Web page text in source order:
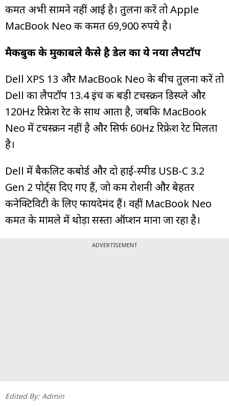
कीमत अभी सामने नहीं आई है। तुलना करें तो Apple
MacBook Neo की कीमत 69,900 रुपये है।
मैकबुक के मुकाबले कैसे है डेल का ये नया लैपटॉप
Dell XPS 13 और MacBook Neo के बीच तुलना करें तो
Dell का लैपटॉप 13.4 इंच की बड़ी टचस्क्रीन डिस्प्ले और
120Hz रिफ्रेश रेट के साथ आता है, जबकि MacBook
Neo में टचस्क्रीन नहीं है और सिर्फ 60Hz रिफ्रेश रेट मिलता
है।
Dell में बैकलिट कीबोर्ड और दो हाई-स्पीड USB-C 3.2
Gen 2 पोर्ट्स दिए गए हैं, जो कम रोशनी और बेहतर
कनेक्टिविटी के लिए फायदेमंद हैं। वहीं MacBook Neo
कीमत के मामले में थोड़ा सस्ता ऑप्शन माना जा रहा है।
ADVERTISEMENT
Edited By: Admin